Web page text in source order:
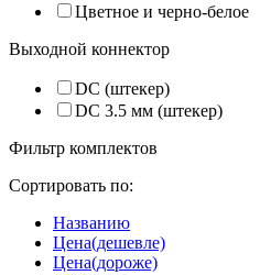
Цветное и черно-белое
Выходной коннектор
DC (штекер)
DC 3.5 мм (штекер)
Фильтр комплектов
Сортировать по:
Названию
Цена(дешевле)
Цена(дороже)